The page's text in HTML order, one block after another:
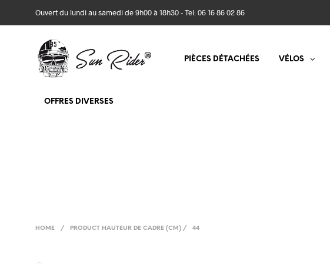
Ouvert du lundi au samedi de 9h00 à 18h30 - Tel: 06 16 86 02 86
PIÈCES DÉTACHÉES VÉLOS
OFFRES DIVERSES
HOME / PRODUCT HAUTEUR DE CADRE (CM) / 44